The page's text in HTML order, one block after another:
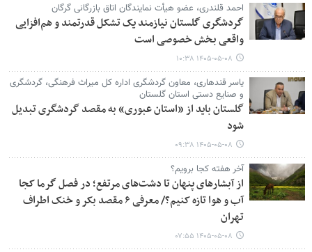
احمد قلندری، عضو هیأت نمایندگان اتاق بازرگانی گرگان
گردشگری گلستان نیازمند یک تشکل قدرتمند و هم‌افزایی
واقعی بخش خصوصی است
۱۴۰۵-۰۵-۰۸ ۱۰:۳۸
یاسر قندهاری، معاون گردشگری اداره کل میراث فرهنگی، گردشگری
و صنایع دستی استان گلستان
گلستان باید از «استان عبوری» به مقصد گردشگری تبدیل
شود
۱۴۰۵-۰۵-۰۸ ۰۹:۳۸
آخر هفته کجا برویم؟
از آبشارهای پنهان تا دشت‌های مرتفع؛ در فصل گرما کجا
آب و هوا تازه کنیم؟/ معرفی ۶ مقصد بکر و خنک اطراف
تهران
۱۴۰۵-۰۵-۰۸ ۰۷:۵۵